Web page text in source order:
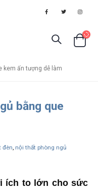
kem ấn tượng dễ làm
bằng que
đèn, nội thất phòng ngủ
ích to lớn cho sức